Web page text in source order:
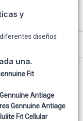
y
diseños
una.
Fit
Gennuine Antiage
Gennuine Antiage
Fit Cellular
con 11
que tengas todo en uno.